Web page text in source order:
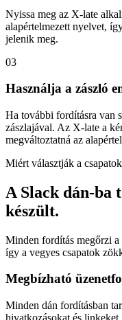
Nyissa meg az X-late
alapértelmezett nyelvet,
jelenik meg.
03
Használja a zászló
Ha további fordításra van
zászlajával. Az X-late a
megváltoztatná az
Miért választják a
A Slack dán-ba
készült.
Minden fordítás megőrzi a
így a vegyes csapatok
Megbízható
Minden dán fordításban